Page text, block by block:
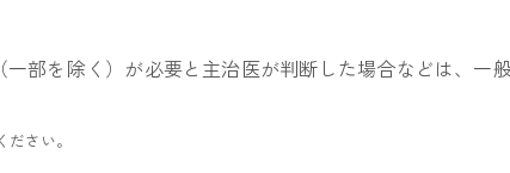
部を除く）が必要と主治医が判断した場合などは、一
さい。